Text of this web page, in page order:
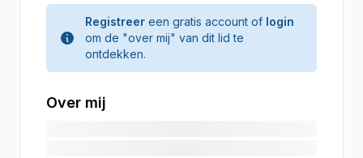
Registreer een gratis account of login
om de "over mij" van dit lid te
ontdekken.
Over mij